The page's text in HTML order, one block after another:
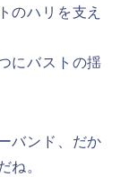
のハリを支え
にバストの揺
バンド、だか
ね。